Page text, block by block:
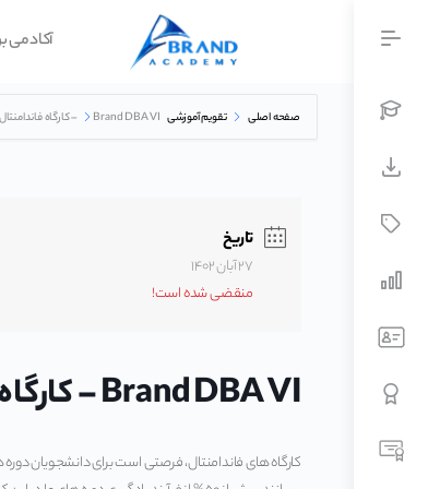
آکادمی
صفحه اصلی تقویم آموزشی Brand DBA VI – کارگاه فاندامنتال – گروه اسپاسی
تاریخ
۲۷ آبان ۱۴۰۲
منقضی شده است!
Brand DBA VI – کارگاه فاندامنتال – گروه اسپاسی
کارگاه های فاندامنتال، فرصتی است برای دانشجویان